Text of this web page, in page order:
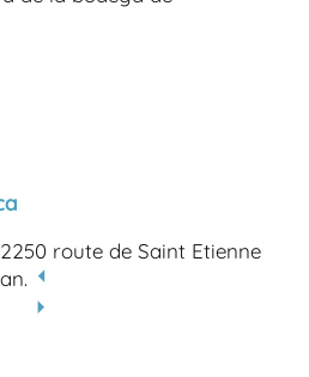
route de Saint Etienne